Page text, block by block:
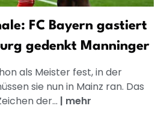
FC Bayern gastiert
gedenkt Manninger
als Meister fest, in der
sie nun in Mainz ran. Das
der... | mehr